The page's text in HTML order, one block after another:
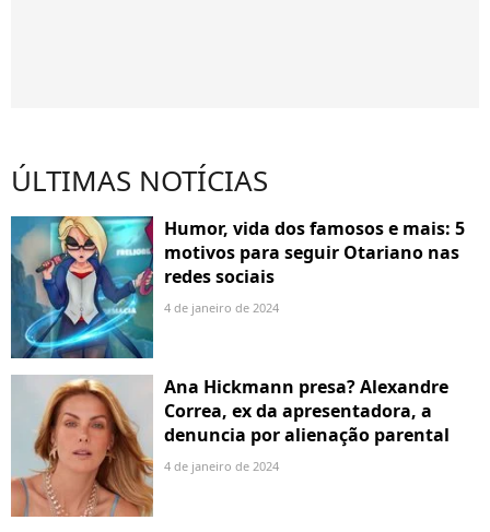
ÚLTIMAS NOTÍCIAS
Humor, vida dos famosos e mais: 5
motivos para seguir Otariano nas
redes sociais
4 de janeiro de 2024
Ana Hickmann presa? Alexandre
Correa, ex da apresentadora, a
denuncia por alienação parental
4 de janeiro de 2024